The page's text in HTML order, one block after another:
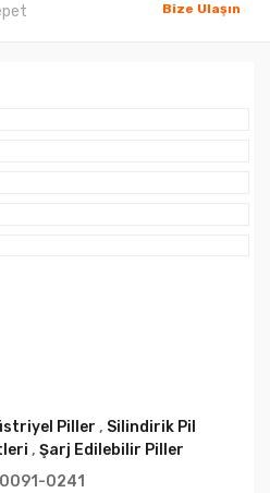
Bize Ulaşın
Piller , Silindirik Pil
,Şarj Edilebilir Piller
0241